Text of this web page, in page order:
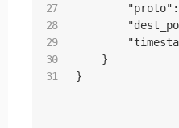
    }
}